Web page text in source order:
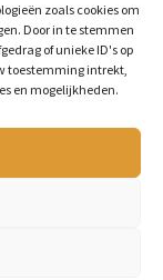
zoals cookies om
Door in te stemmen
of unieke ID's op
toestemming intrekt,
en mogelijkheden.